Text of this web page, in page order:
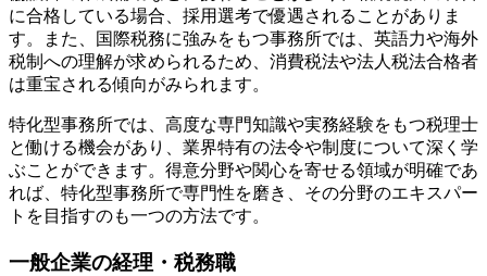
に合格している場合、採用選考で優遇されることがありま
す。また、国際税務に強みをもつ事務所では、英語力や海外
税制への理解が求められるため、消費税法や法人税法合格者
は重宝される傾向がみられます。
特化型事務所では、高度な専門知識や実務経験をもつ税理士
と働ける機会があり、業界特有の法令や制度について深く学
ぶことができます。得意分野や関心を寄せる領域が明確であ
れば、特化型事務所で専門性を磨き、その分野のエキスパー
トを目指すのも一つの方法です。
一般企業の経理・税務職